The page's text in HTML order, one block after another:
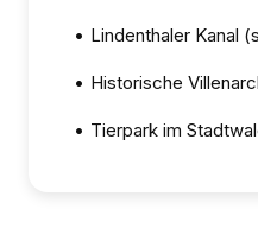
• Lindenthaler Kanal
• Historische
• Tierpark im